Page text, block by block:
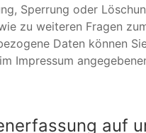
Sperrung oder
zu weiteren Fragen
Daten können
Impressum
auf